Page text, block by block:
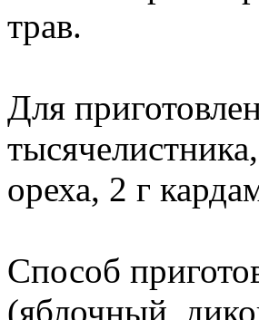
трав.
Для
ореха, 2 г
Способ
(яблочный,